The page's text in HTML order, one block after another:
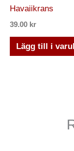
Havaiikrans
39.00 kr
Lägg till i